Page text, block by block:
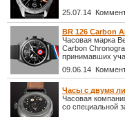
25.07.14
BR 126 Carbon
Часовая марка
Carbon
принимавших
09.06.14
Часы с двумя
Часовая
со специальной